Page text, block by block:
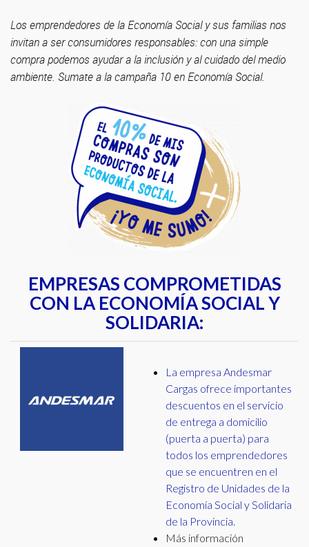
Los emprendedores de la Economía Social y sus familias nos
invitan a ser consumidores responsables: con una simple
compra podemos ayudar a la inclusión y al cuidado del medio
ambiente. Sumate a la campaña 10 en Economía Social.
EMPRESAS COMPROMETIDAS
CON LA ECONOMÍA SOCIAL Y
SOLIDARIA:
La empresa Andesmar
Cargas ofrece importantes
descuentos en el servicio
de entrega a domicilio
(puerta a puerta) para
todos los emprendedores
que se encuentren en el
Registro de Unidades de la
Economía Social y Solidaria
de la Provincia.
Más información